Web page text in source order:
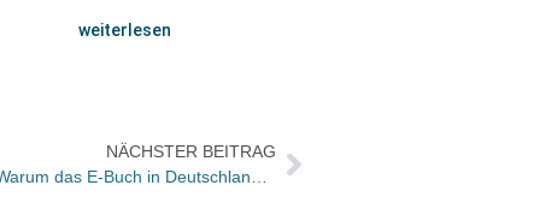
weiterlesen
NÄCHSTER BEITRAG